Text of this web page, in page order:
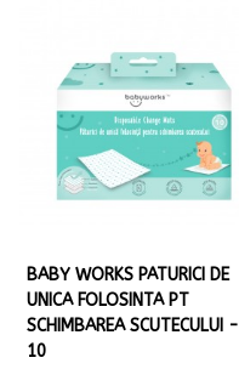
BABY WORKS PATURICI DE
UNICA FOLOSINTA PT
SCHIMBAREA SCUTECULUI -
10